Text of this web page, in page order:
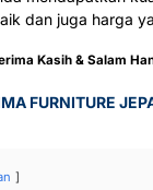
dan juga harga
Kasih & Salam
FURNITURE